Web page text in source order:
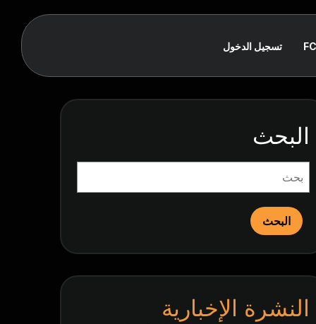
تسجيل الدخول
البحث
البحث
النشرة الإخبارية